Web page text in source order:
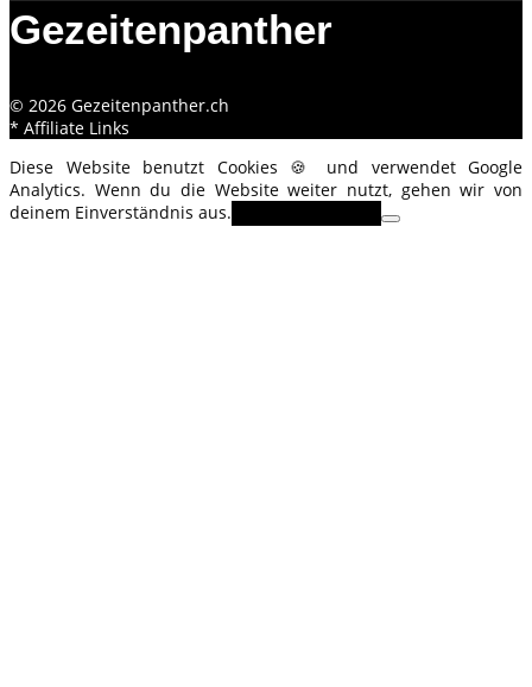
Gezeitenpanther
© 2026 Gezeitenpanther.ch
* Affiliate Links
Diese Website benutzt Cookies 🍪 und verwendet Google
Analytics. Wenn du die Website weiter nutzt, gehen wir von
deinem Einverständnis aus.